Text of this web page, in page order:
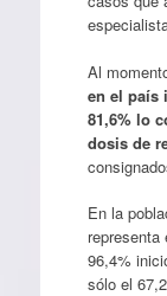
Al
en el país
81,6% lo
dosis de
En la
96,4%
sólo el